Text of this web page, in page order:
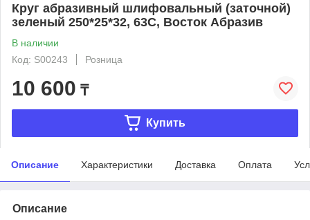
Круг абразивный шлифовальный (заточной)
зеленый 250*25*32, 63C, Восток Абразив
В наличии
Код: S00243
Розница
10 600 ₸
Купить
Описание Характеристики Доставка Оплата
Описание